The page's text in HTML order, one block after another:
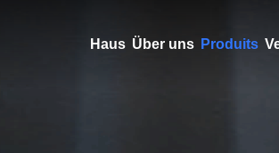
Haus Über uns Produits